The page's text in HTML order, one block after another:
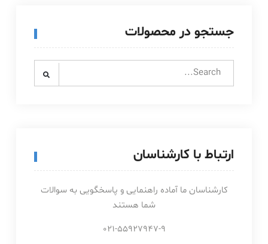
جستجو در محصولات
Search
ارتباط با کارشناسان
کارشناسان ما آماده راهنمایی و پاسخگویی به سوالات
شما هستند
021-55927947-9